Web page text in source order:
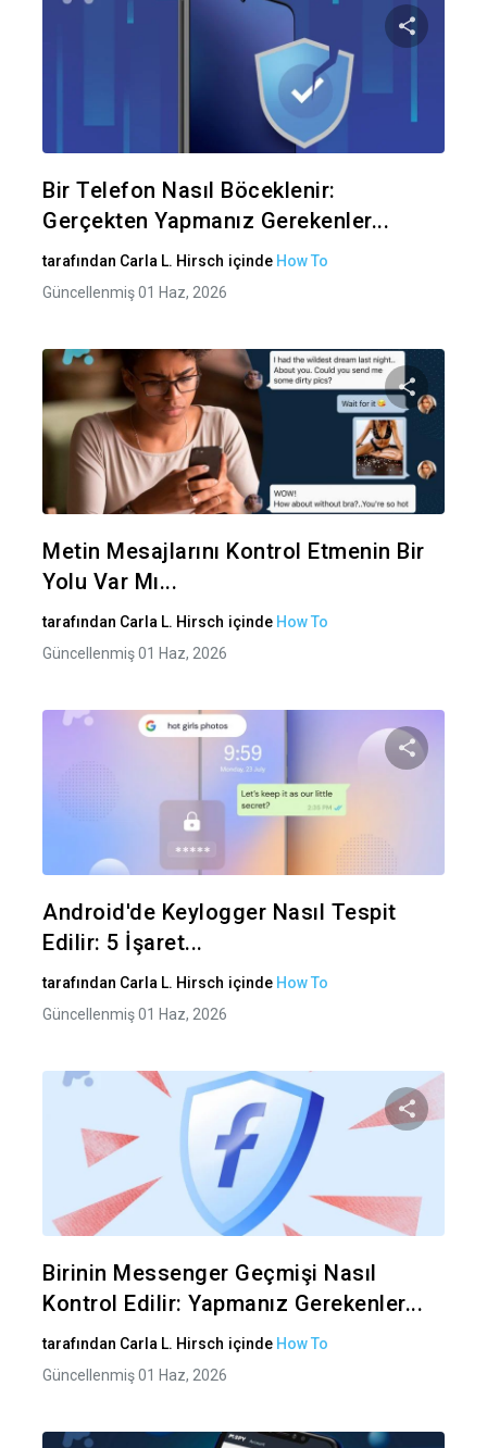
Bir Telefon Nasıl Böceklenir:
Gerçekten Yapmanız Gerekenler...
tarafından Carla L. Hirsch içinde How To
Güncellenmiş 01 Haz, 2026
Metin Mesajlarını Kontrol Etmenin Bir
Yolu Var Mı...
tarafından Carla L. Hirsch içinde How To
Güncellenmiş 01 Haz, 2026
Android'de Keylogger Nasıl Tespit
Edilir: 5 İşaret...
tarafından Carla L. Hirsch içinde How To
Güncellenmiş 01 Haz, 2026
Birinin Messenger Geçmişi Nasıl
Kontrol Edilir: Yapmanız Gerekenler...
tarafından Carla L. Hirsch içinde How To
Güncellenmiş 01 Haz, 2026